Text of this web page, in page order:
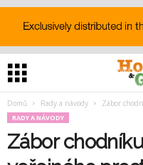
Domů Rady a návody Zábor
RADY A NÁVODY
Zábor